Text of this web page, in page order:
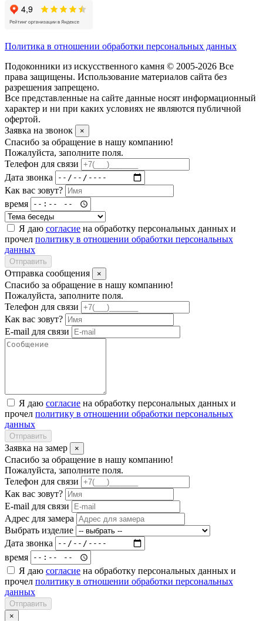
Политика в отношении обработки персональных данных
Подоконники из искусственного камня © 2005-2026 Все
права защищены. Использование материалов сайта без
разрешения запрещено.
Все представленные на сайте данные носят информационный
характер и ни при каких условиях не являются публичной
офертой.
Заявка на звонок
×
Спасибо за обращение в нашу компанию!
Пожалуйста, заполните поля.
Телефон для связи
Дата звонка
Как вас зовут?
время
Я даю согласие на обработку персональных данных и
прочел политику в отношении обработки персональных
данных
Отправить
Отправка сообщения ×
Спасибо за обращение в нашу компанию!
Пожалуйста, заполните поля.
Телефон для связи
Как вас зовут?
E-mail для связи
Я даю согласие на обработку персональных данных и
прочел политику в отношении обработки персональных
данных
Отправить
Заявка на замер ×
Спасибо за обращение в нашу компанию!
Пожалуйста, заполните поля.
Телефон для связи
Как вас зовут?
E-mail для связи
Адрес для замера
Выбрать изделие
Дата звонка
время
Я даю согласие на обработку персональных данных и
прочел политику в отношении обработки персональных
данных
Отправить
×